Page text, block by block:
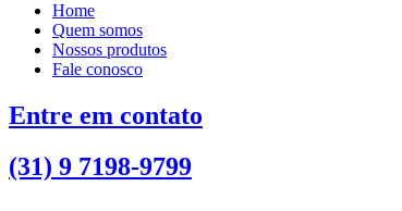
Home
Quem somos
Nossos produtos
Fale conosco
Entre em contato
(31) 9 7198-9799